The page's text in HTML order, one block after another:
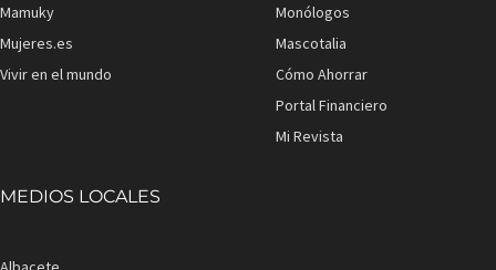
Mamuky
Mujeres.es
Vivir en el mundo
Monólogos
Mascotalia
Cómo Ahorrar
Portal Financiero
Mi Revista
MEDIOS LOCALES